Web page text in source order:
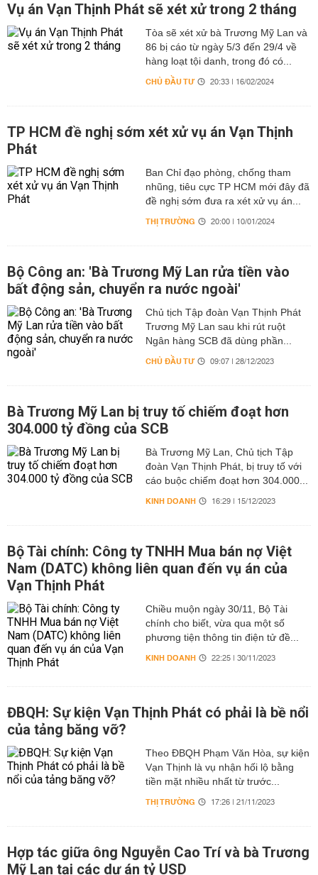
Vụ án Vạn Thịnh Phát sẽ xét xử trong 2 tháng
Tòa sẽ xét xử bà Trương Mỹ Lan và
86 bị cáo từ ngày 5/3 đến 29/4 về
hàng loạt tội danh, trong đó có...
CHỦ ĐẦU TƯ 20:33 | 16/02/2024
TP HCM đề nghị sớm xét xử vụ án Vạn Thịnh
Phát
Ban Chỉ đạo phòng, chống tham
nhũng, tiêu cực TP HCM mới đây đã
đề nghị sớm đưa ra xét xử vụ án...
THỊ TRƯỜNG 20:00 | 10/01/2024
Bộ Công an: 'Bà Trương Mỹ Lan rửa tiền vào
bất động sản, chuyển ra nước ngoài'
Chủ tịch Tập đoàn Vạn Thịnh Phát
Trương Mỹ Lan sau khi rút ruột
Ngân hàng SCB đã dùng phần...
CHỦ ĐẦU TƯ 09:07 | 28/12/2023
Bà Trương Mỹ Lan bị truy tố chiếm đoạt hơn
304.000 tỷ đồng của SCB
Bà Trương Mỹ Lan, Chủ tịch Tập
đoàn Vạn Thịnh Phát, bị truy tố với
cáo buộc chiếm đoạt hơn 304.000...
KINH DOANH 16:29 | 15/12/2023
Bộ Tài chính: Công ty TNHH Mua bán nợ Việt
Nam (DATC) không liên quan đến vụ án của
Vạn Thịnh Phát
Chiều muộn ngày 30/11, Bộ Tài
chính cho biết, vừa qua một số
phương tiện thông tin điện tử đề...
KINH DOANH 22:25 | 30/11/2023
ĐBQH: Sự kiện Vạn Thịnh Phát có phải là bề nổi
của tảng băng vỡ?
Theo ĐBQH Phạm Văn Hòa, sự kiện
Vạn Thịnh là vụ nhận hối lộ bằng
tiền mặt nhiều nhất từ trước...
THỊ TRƯỜNG 17:26 | 21/11/2023
Hợp tác giữa ông Nguyễn Cao Trí và bà Trương
Mỹ Lan tại các dự án tỷ USD